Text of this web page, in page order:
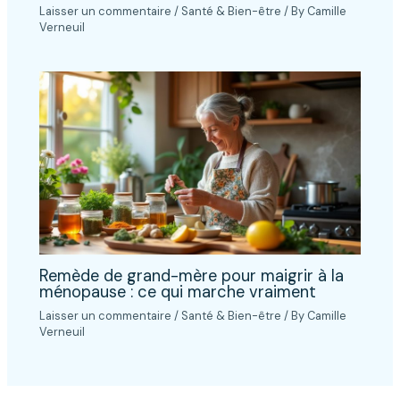
Laisser un commentaire / Santé & Bien-être / By Camille
Verneuil
Remède de grand-mère pour maigrir à la
ménopause : ce qui marche vraiment
Laisser un commentaire / Santé & Bien-être / By Camille
Verneuil